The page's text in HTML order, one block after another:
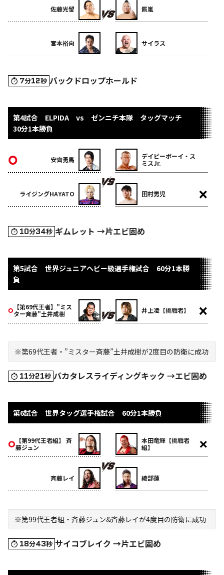
佐藤光留
宮本裕向
羆嵐
サイラス
7分12秒 バックドロップホールド
第4試合 ELPIDA vs ゼンニチ本隊 タッグマッチ
30分1本勝負
安齊勇馬
ライジングHAYATO
デイビーボーイ・ス
ミスJr.
田村男児
10分34秒 ギムレット →片エビ固め
第5試合 世界ジュニアヘビー級選手権試合 60分1本勝
負
【第69代王者】"ミス
ター斉藤"土井成樹
井上凌【挑戦者】
※第69代王者・”ミスター斉藤”土井成樹が2度目の防衛に成功
11分21秒 バカタレスライディングキック →エビ固め
第6試合 世界タッグ選手権試合 60分1本勝負
【第99代王者組】 斉
藤ジュン
斉藤レイ
本田竜輝【挑戦者
組】
綾部蓮
※第99代王者組・斉藤ジュン&斉藤レイが4度目の防衛に成功
18分43秒 サイコブレイク →片エビ固め